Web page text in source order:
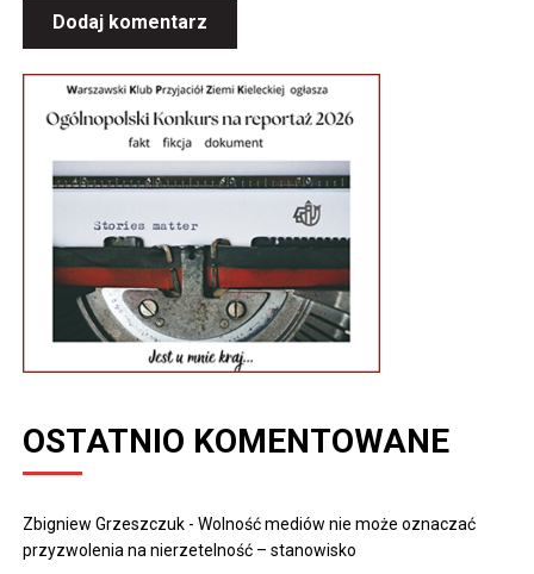
OSTATNIO KOMENTOWANE
Zbigniew Grzeszczuk -Wolność mediów nie może oznaczać
przyzwolenia na nierzetelność – stanowisko